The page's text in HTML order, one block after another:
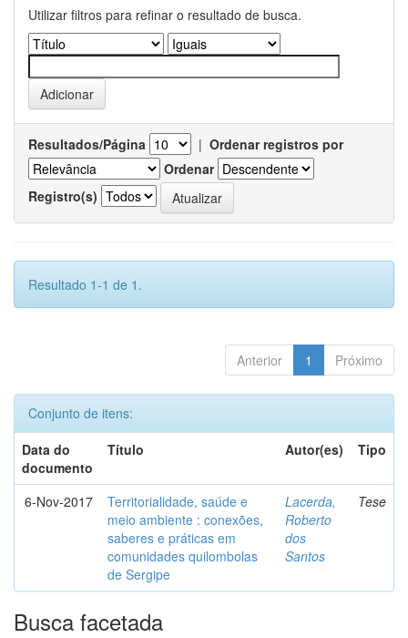
Utilizar filtros para refinar o resultado de busca.
Resultados/Página | Ordenar registros por
Ordenar
Registro(s)
Resultado 1-1 de 1.
Anterior 1 Próximo
Conjunto de itens:
Data do
documento
Título Autor(es) Tipo
6-Nov-2017
Territorialidade, saúde e
meio ambiente : conexões,
saberes e práticas em
comunidades quilombolas
de Sergipe
Lacerda,
Roberto
dos
Santos
Tese
Busca facetada